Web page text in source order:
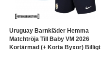
Uruguay Barnkläder Hemma
Matchtröja Till Baby VM 2026
Kortärmad (+ Korta Byxor) Billigt